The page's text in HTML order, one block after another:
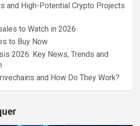
and High-Potential Crypto Projects
to Watch in 2026
to Buy Now
2026: Key News, Trends and
and How Do They Work?